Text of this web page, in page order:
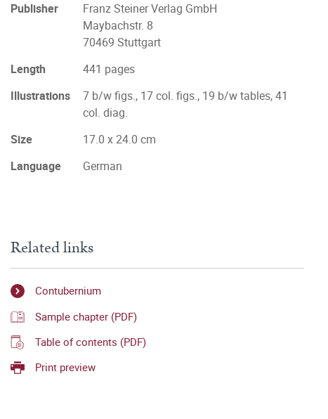
Publisher
Franz Steiner Verlag GmbH
Maybachstr. 8
70469 Stuttgart
Length
441 pages
Illustrations
7 b/w figs., 17 col. figs., 19 b/w tables, 41
col. diag.
Size
17.0 x 24.0 cm
Language
German
Related links
Contubernium
Sample chapter (PDF)
Table of contents (PDF)
Print preview